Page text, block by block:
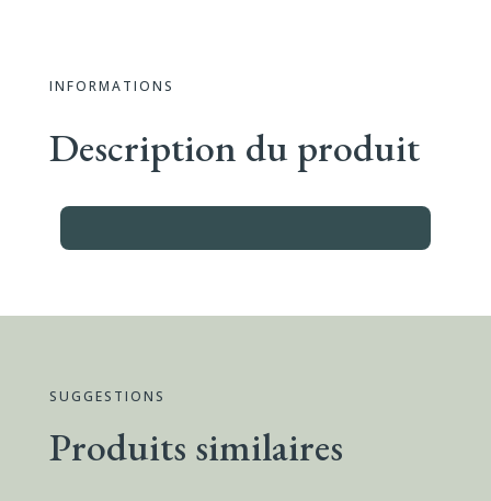
INFORMATIONS
Description du produit
SUGGESTIONS
Produits similaires